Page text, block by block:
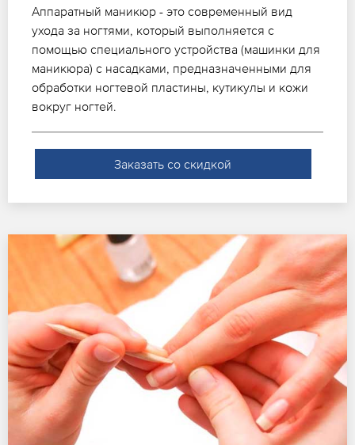
Аппаратный маникюр - это современный вид
ухода за ногтями, который выполняется с
помощью специального устройства (машинки для
маникюра) с насадками, предназначенными для
обработки ногтевой пластины, кутикулы и кожи
вокруг ногтей.
Заказать со скидкой